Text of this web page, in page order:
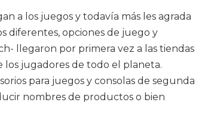
a los juegos y todavía más les agrada
diferentes, opciones de juego y
llegaron por primera vez a las tiendas
los jugadores de todo el planeta.
para juegos y consolas de segunda
nombres de productos o bien